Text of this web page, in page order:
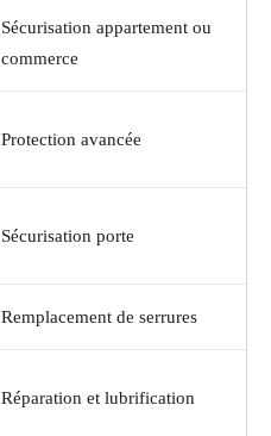
Sécurisation appartement ou
commerce
Protection avancée
Sécurisation porte
Remplacement de serrures
Réparation et lubrification